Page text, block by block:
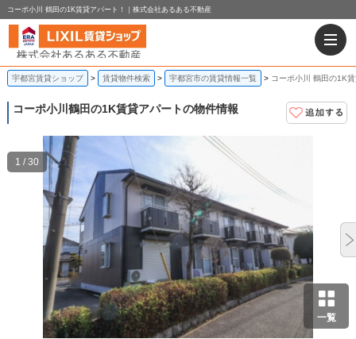
コーポ小川 鶴田の1K賃貸アパート！｜株式会社あるある不動産
宇都宮賃貸ショップ 賃貸物件検索 宇都宮市の賃貸情報一覧 コーポ小川 鶴田の1K
コーポ小川 鶴田の1K賃貸アパートの物件情報
一覧
1 / 30